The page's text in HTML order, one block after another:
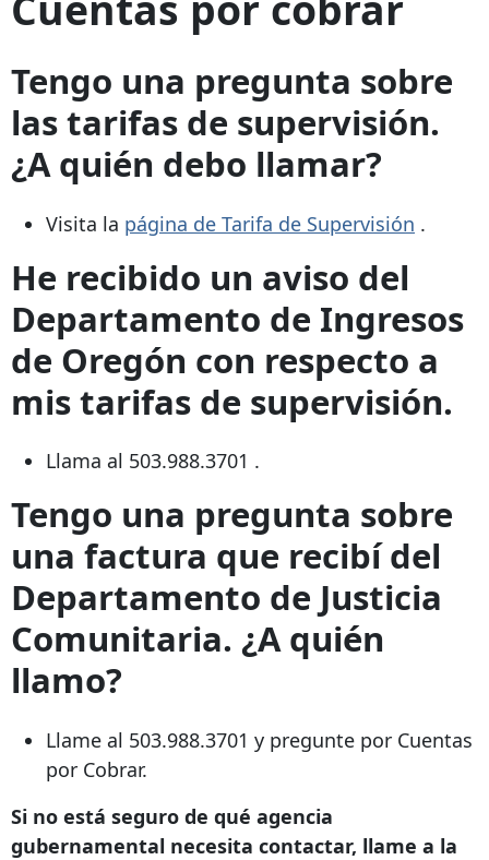
Tengo una pregunta sobre
las tarifas de supervisión.
¿A quién debo llamar?
Visita la página de Tarifa de Supervisión .
He recibido un aviso del
Departamento de Ingresos
de Oregón con respecto a
mis tarifas de supervisión.
Llama al 503.988.3701 .
Tengo una pregunta sobre
una factura que recibí del
Departamento de Justicia
Comunitaria. ¿A quién
llamo?
Llame al 503.988.3701 y pregunte por Cuentas
por Cobrar.
Si no está seguro de qué agencia
gubernamental necesita contactar, llame a la